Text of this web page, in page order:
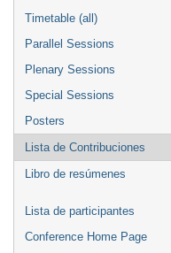
Timetable (all)
Parallel Sessions
Plenary Sessions
Special Sessions
Posters
Lista de Contribuciones
Libro de resúmenes
Lista de participantes
Conference Home Page